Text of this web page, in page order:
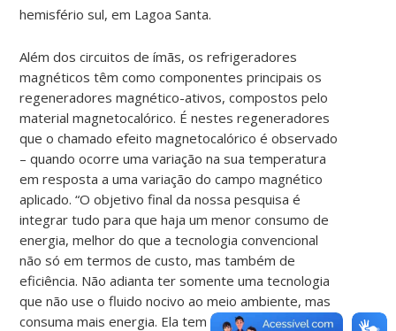
hemisfério sul, em Lagoa Santa.
Além dos circuitos de ímãs, os refrigeradores
magnéticos têm como componentes principais os
regeneradores magnético-ativos, compostos pelo
material magnetocalórico. É nestes regeneradores
que o chamado efeito magnetocalórico é observado
– quando ocorre uma variação na sua temperatura
em resposta a uma variação do campo magnético
aplicado. “O objetivo final da nossa pesquisa é
integrar tudo para que haja um menor consumo de
energia, melhor do que a tecnologia convencional
não só em termos de custo, mas também de
eficiência. Não adianta ter somente uma tecnologia
que não use o fluido nocivo ao meio ambiente, mas
consuma mais energia. Ela tem que ganhar no todo”,